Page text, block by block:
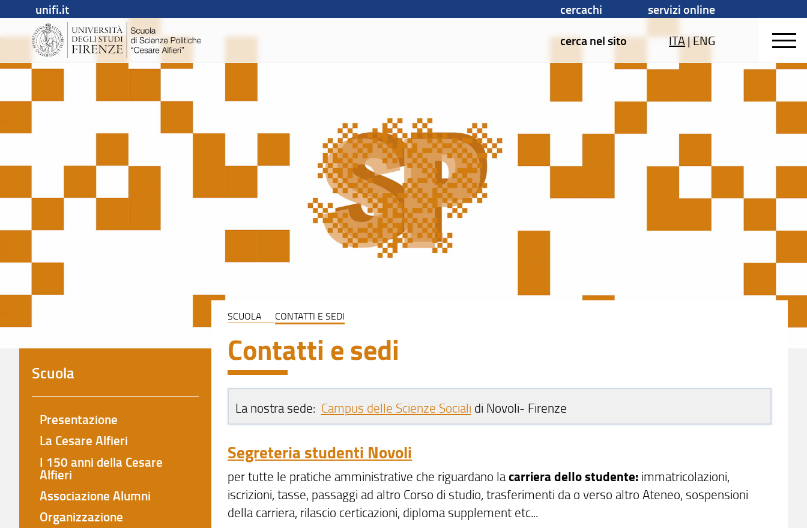
unifi.it cercachi
servizi online
cerca nel sito
ITA|ENG
SCUOLA CONTATTI E SEDI
Contatti e sedi
La nostra sede: Campus delle Scienze Sociali di Novoli- Firenze
Segreteria studenti Novoli
per tutte le pratiche amministrative che riguardano lacarriera dello studente: immatricolazioni,
iscrizioni, tasse, passaggi ad altro Corso di studio, trasferimenti da o verso altro Ateneo, sospensioni
della carriera, rilascio certicazioni, diploma supplement etc...
Scuola
Presentazione
La Cesare Alfieri
I 150 anni della Cesare
Alfieri
Associazione Alumni
Organizzazione